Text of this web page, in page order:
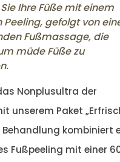
Ihre Füße mit einem
gefolgt von
Fußmassage, die
müde Füße zu
Nonplusultra der
unserem Paket
Behandlung kombiniert
Fußpeeling mit einer